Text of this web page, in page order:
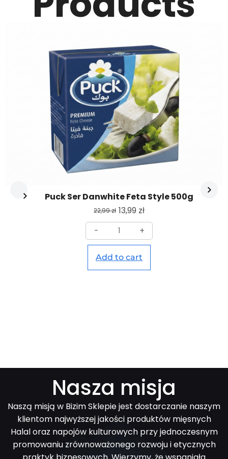
Puck Ser Danwhite Feta Style 500g
22,99zł 13,99 zł
-
+
Add to cart
Nasza misja
Naszą misją w Bizim Sklepie jest dostarczanie naszym
klientom najwyższej jakości produktów mięsnych
Halal oraz napojów kulturowych przy jednoczesnym
promowaniu zrównoważonego rozwoju i etycznych